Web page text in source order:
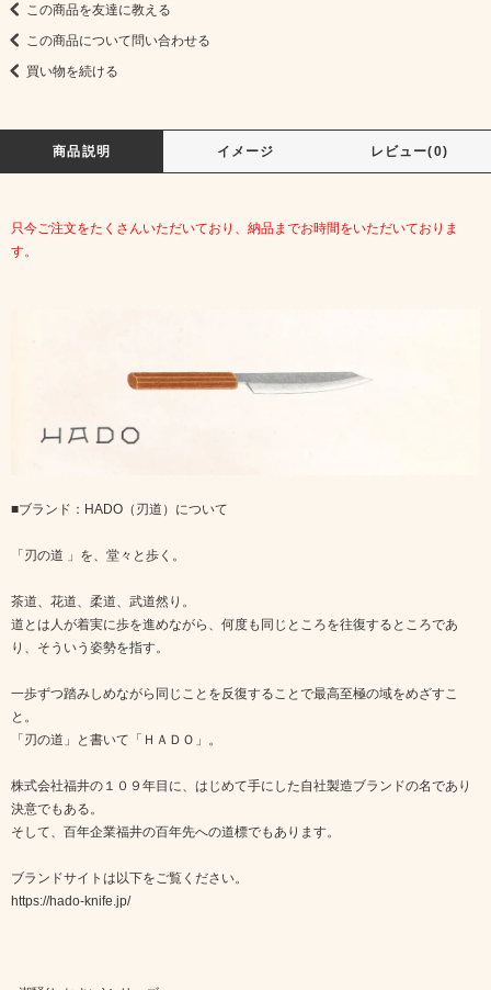
この商品を友達に教える
この商品について問い合わせる
買い物を続ける
商品説明 イメージ レビュー(0)
只今ご注文をたくさんいただいており、納品までお時間をいただいておりま
す。
■ブランド：HADO（刃道）について
「刃の道 」を、堂々と歩く。
茶道、花道、柔道、武道然り。
道とは人が着実に歩を進めながら、何度も同じところを往復するところであ
り、そういう姿勢を指す。
一歩ずつ踏みしめながら同じことを反復することで最高至極の域をめざすこ
と。
「刃の道」と書いて「ＨＡＤＯ」。
株式会社福井の１０９年目に、はじめて手にした自社製造ブランドの名であり
決意でもある。
そして、百年企業福井の百年先への道標でもあります。
ブランドサイトは以下をご覧ください。
https://hado-knife.jp/